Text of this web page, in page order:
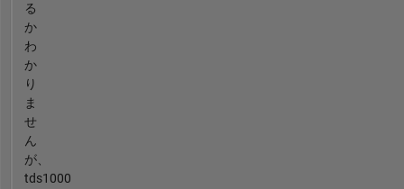
る
か
わ
か
り
ま
せ
ん
が、
tds1000